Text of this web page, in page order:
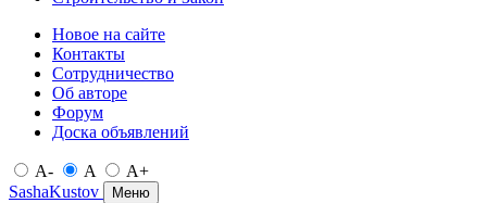
Новое на сайте
Контакты
Сотрудничество
Об авторе
Форум
Доска объявлений
A- A
A+
SashaKustov
Меню